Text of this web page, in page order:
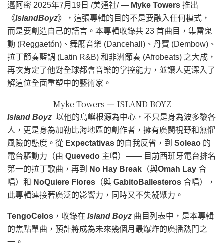
邁阿密 2025年7月19日 /美通社/ — Myke Towers 推出
《IslandBoyz》，這張專輯的目的不是要融入任何模式，
而是要創造自己的語言。本專輯收錄共 23 首曲目，集雷鬼
動 (Reggaetón)、舞廳音樂 (Dancehall)、丹寶 (Dembow)、
拉丁節奏藍調 (Latin R&B) 和非洲節奏 (Afrobeats) 之大成，
再次肯定了他對全球都會音樂的掌控能力，並讓人更深入了
解這位全面重塑中的藝術家。
Myke Towers — ISLAND BOYZ
Island Boyz 以他的島嶼根源為中心，不只是身為波多黎各
人，更是身為加勒比海地區的創作者，擁有廣闊視野和無懼
風險的態度。從 Expectativas 的自我反省，到 Soleao 的
電台驅動力（由 Quevedo 主唱）—— 目前西班牙電台排名
第一的拉丁歌曲，再到
No Hay Break （與Omah Lay 合
唱）和 NoQuiere Flores （與 GabitoBallesteros 合唱），
此專輯連接著廣泛的影響力，同時又不失凝聚力。
TengoCelos ，收錄在 Island Boyz 曲目列表中，是本專輯
的焦點單曲，預計將成為未來幾個月最爆炸的廣播熱門之
一。